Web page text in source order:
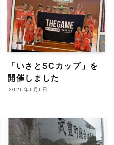
「いさとSCカップ」を
開催しました
2026年6月6日